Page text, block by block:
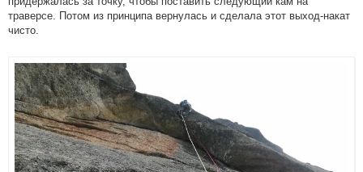
траверсе. Потом из принципа вернулась и сделала этот выход-накат
чисто.